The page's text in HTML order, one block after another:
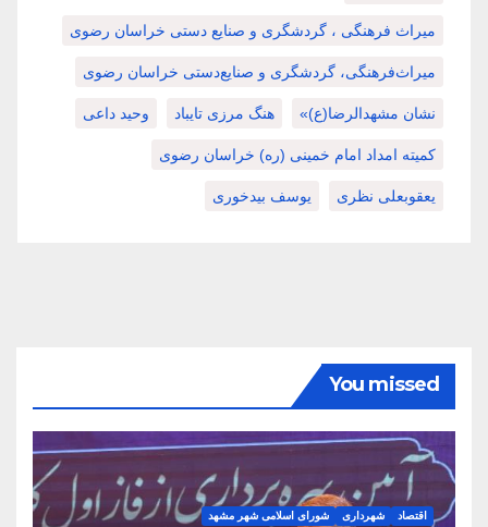
میراث فرهنگی ، گردشگری و صنایع دستی خراسان رضوی
میراث‌فرهنگی، گردشگری و صنایع‌دستی خراسان رضوی
نشان مشهدالرضا(ع)» هنگ مرزی تایباد وحید داعی
کمیته امداد امام خمینی (ره) خراسان رضوی
یعقوبعلی نظری یوسف بیدخوری
You missed
اقتصاد شهرداری شورای اسلامی شهر مشهد